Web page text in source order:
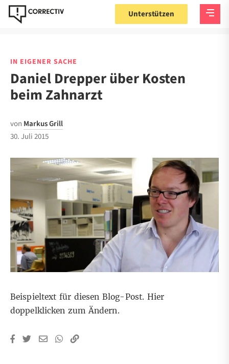
Unterstützen
IN EIGENER SACHE
Daniel Drepper über Kosten
beim Zahnarzt
von Markus Grill
30. Juli 2015
Beispieltext für diesen Blog-Post. Hier
doppelklicken zum Ändern.